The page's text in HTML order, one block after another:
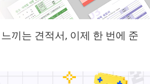
끼는 견적서, 이제 한 번에 준